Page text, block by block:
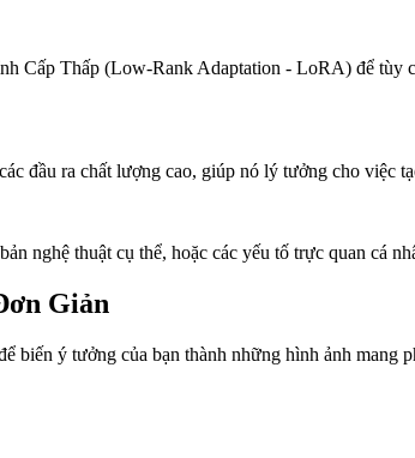
Cấp Thấp (Low-Rank Adaptation - LoRA) để tùy
đầu ra chất lượng cao, giúp nó lý tưởng cho việc
nghệ thuật cụ thể, hoặc các yếu tố trực quan cá
Giản
biến ý tưởng của bạn thành những hình ảnh mang